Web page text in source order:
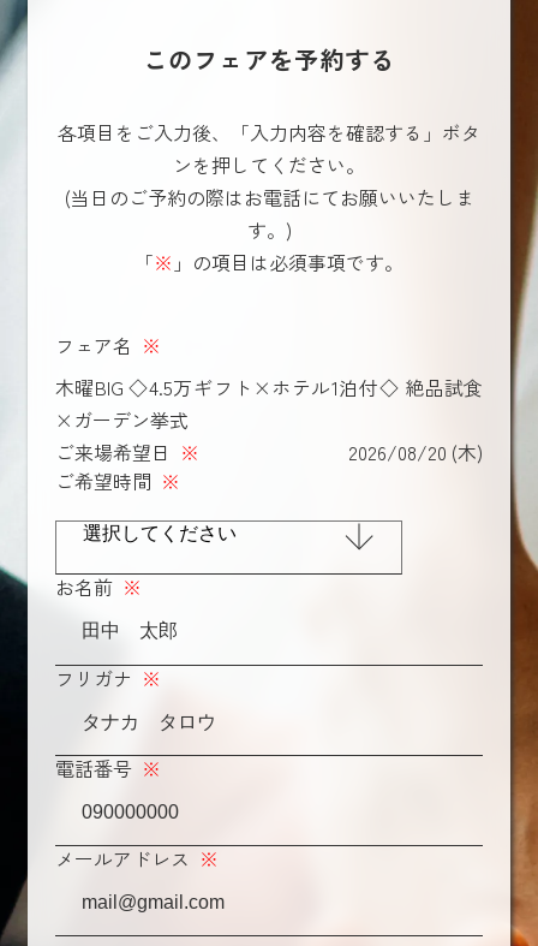
このフェアを予約する
各項目をご入力後、「入力内容を確認する」ボタ
ンを押してください。
(当日のご予約の際はお電話にてお願いいたしま
す。)
「※ 」の項目は必須事項です。
フェア名 ※
木曜BIG ◇4.5万ギフト×ホテル1泊付◇ 絶品試食
×ガーデン挙式
ご来場希望日 ※
2026/08/20 (木)
ご希望時間 ※
お名前 ※
フリガナ ※
電話番号 ※
メールアドレス ※